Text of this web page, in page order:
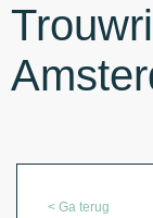
< Ga terug